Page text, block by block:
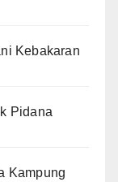
Kebakaran
Pidana
Kampung